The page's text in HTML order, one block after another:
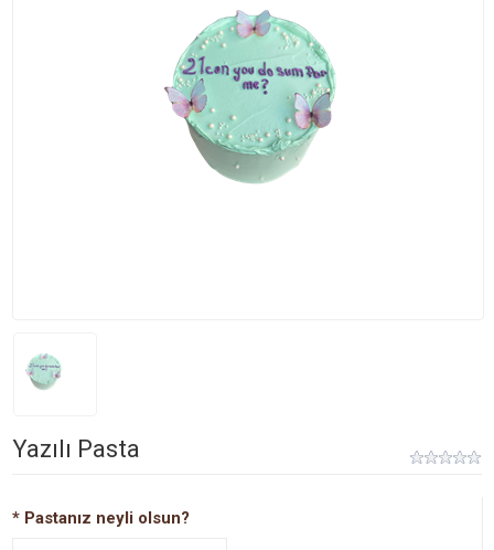
Yazılı Pasta
* Pastanız neyli olsun?